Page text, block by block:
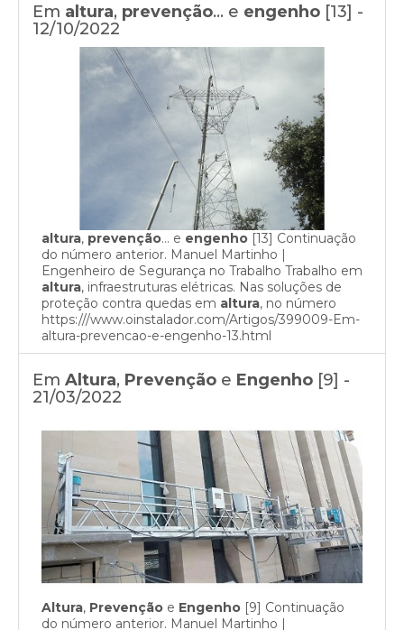
Em altura, prevenção… e engenho [13] -
12/10/2022
altura, prevenção… e engenho [13] Continuação
do número anterior. Manuel Martinho |
Engenheiro de Segurança no Trabalho Trabalho em
altura, infraestruturas elétricas. Nas soluções de
proteção contra quedas em altura, no número
https:///www.oinstalador.com/Artigos/399009-Em-
altura-prevencao-e-engenho-13.html
Em Altura, Prevenção e Engenho [9] -
21/03/2022
Altura, Prevenção e Engenho [9] Continuação
do número anterior. Manuel Martinho |